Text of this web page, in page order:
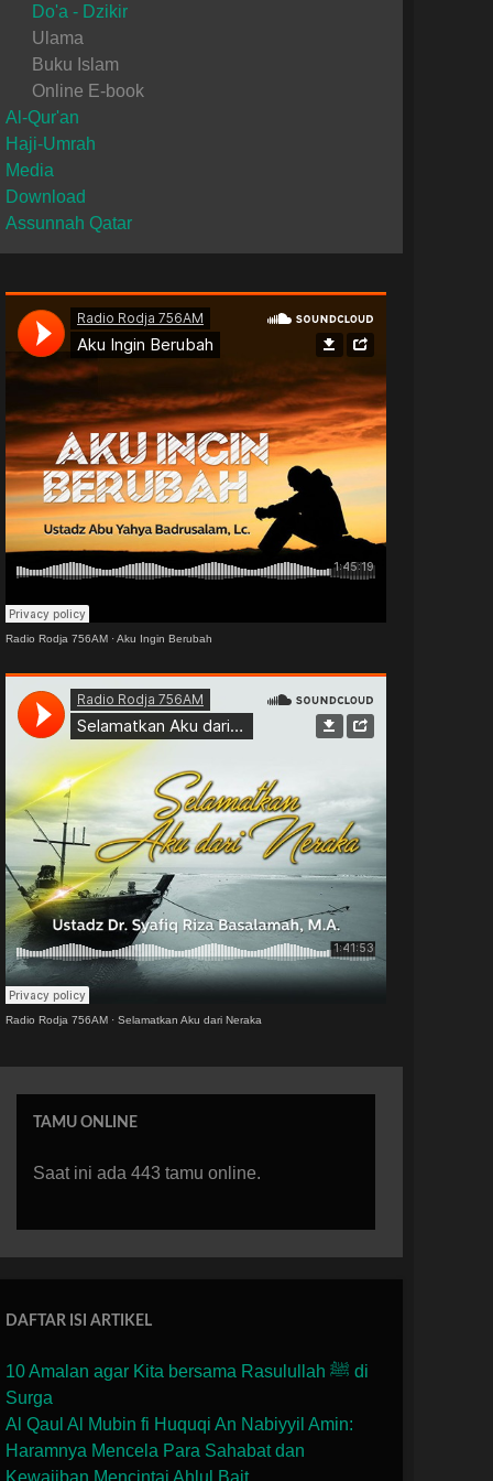
Do'a - Dzikir
Ulama
Buku Islam
Online E-book
Al-Qur'an
Haji-Umrah
Media
Download
Assunnah Qatar
Radio Rodja 756AM ·Aku Ingin Berubah
Radio Rodja 756AM · Selamatkan Aku dari Neraka
TAMU ONLINE
Saat ini ada 443 tamu online.
DAFTAR ISI ARTIKEL
10 Amalan agar Kita bersama Rasulullah ﷺ di
Surga
Al Qaul Al Mubin fi Huquqi An Nabiyyil Amin:
Haramnya Mencela Para Sahabat dan
Kewajiban Mencintai Ahlul Bait